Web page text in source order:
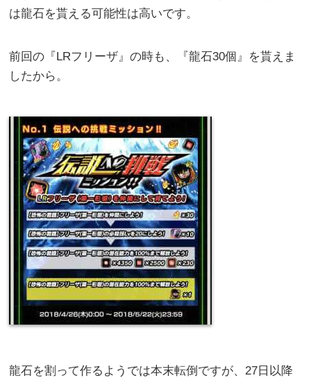
は龍石を貰える可能性は高いです。
前回の『LRフリーザ』の時も、『龍石30個』を貰えま
したから。
龍石を割って作るようでは本末転倒ですが、27日以降